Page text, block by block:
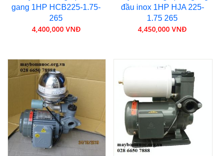
gang 1HP HCB225-1.75-
265
4,400,000 VNĐ
đầu inox 1HP HJA 225-
1.75 265
4,450,000 VNĐ